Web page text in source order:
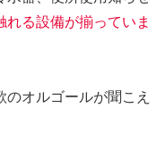
れる設備が揃っていま
オルゴールが聞こえ